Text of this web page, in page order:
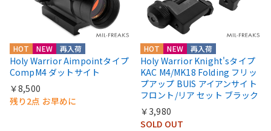
HOT NEW 再入荷
Holy Warrior Aimpointタイプ
CompM4 ダットサイト
￥8,500
残り2点 お早めに
HOT NEW 再入荷
Holy Warrior Knight'sタイプ
KAC M4/MK18 Folding フリッ
プアップ BUIS アイアンサイト
フロント/リア セット ブラック
￥3,980
SOLD OUT